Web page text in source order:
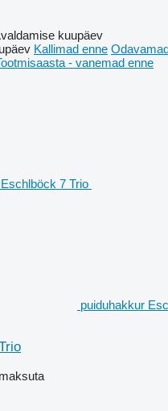
kuupäev
Kallimad enne
- vanemad enne
puiduhakkur